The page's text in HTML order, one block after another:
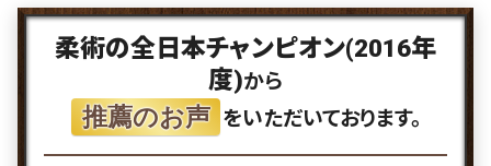
柔術の全日本チャンピオン(2016年
度)から
推薦のお声 をいただいております。